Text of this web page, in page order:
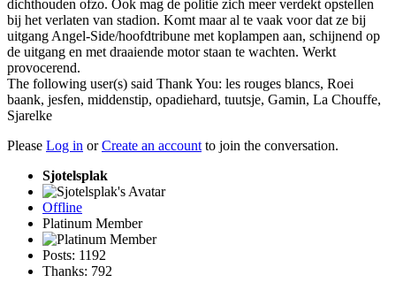
dichthouden ofzo. Ook mag de politie zich meer verdekt opstellen
bij het verlaten van stadion. Komt maar al te vaak voor dat ze bij
uitgang Angel-Side/hoofdtribune met koplampen aan, schijnend op
de uitgang en met draaiende motor staan te wachten. Werkt
provocerend.
The following user(s) said Thank You: les rouges blancs, Roei
baank, jesfen, middenstip, opadiehard, tuutsje, Gamin, La Chouffe,
Sjarelke
Please Log in orCreate an account to join the conversation.
Sjotelsplak
Offline
Platinum Member
Posts: 1192
Thanks: 792